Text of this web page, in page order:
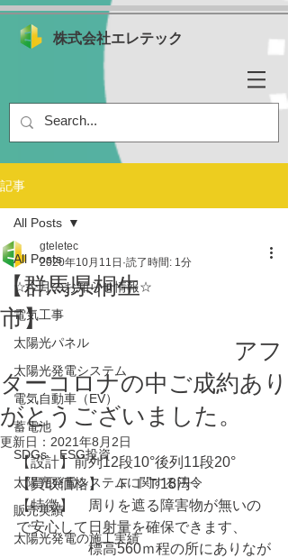
株式会社エレテック
記事
All Posts
☆今月のお知らせ情報☆
電気工事
太陽光パネル
太陽光発電システム
電気自動車（EV）
蓄電池
SDGs ESG投資
太陽光発電システムに関する法令
販売実績
太陽光発電の施工実績
All Posts
【群馬県桐生
市】
アフ
ターコロナの中ご成約あり
がとうございました。
gteletec
2020年10月11日 読了時間: 1分
更新日： 2021年8月2日
【設計】前列12段10°後列11段20°
【買取価格】　ＦＩＴ18円
【特徴】　周りを遮る障害物が無いの
で安心して日射量を確保できます、
標高560ｍ程の所にありなが